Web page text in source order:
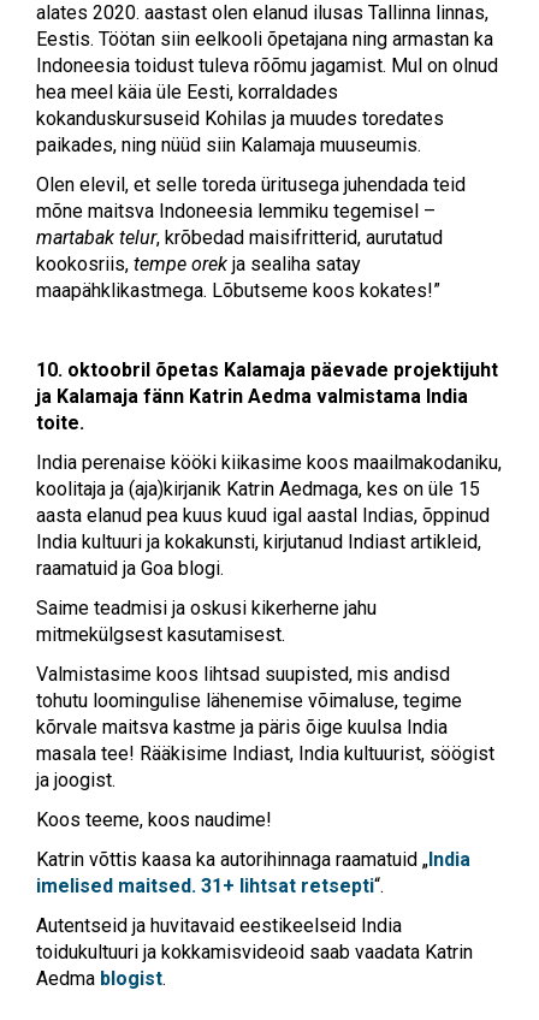
alates 2020. aastast olen elanud ilusas Tallinna linnas,
Eestis. Töötan siin eelkooli õpetajana ning armastan ka
Indoneesia toidust tuleva rõõmu jagamist. Mul on olnud
hea meel käia üle Eesti, korraldades
kokanduskursuseid Kohilas ja muudes toredates
paikades, ning nüüd siin Kalamaja muuseumis.
Olen elevil, et selle toreda üritusega juhendada teid
mõne maitsva Indoneesia lemmiku tegemisel –
martabak telur, krõbedad maisifritterid, aurutatud
kookosriis, tempe orek ja sealiha satay
maapähklikastmega. Lõbutseme koos kokates!”
10. oktoobril õpetas Kalamaja päevade projektijuht
ja Kalamaja fänn Katrin Aedma valmistama India
toite.
India perenaise kööki kiikasime koos maailmakodaniku,
koolitaja ja (aja)kirjanik Katrin Aedmaga, kes on üle 15
aasta elanud pea kuus kuud igal aastal Indias, õppinud
India kultuuri ja kokakunsti, kirjutanud Indiast artikleid,
raamatuid ja Goa blogi.
Saime teadmisi ja oskusi kikerherne jahu
mitmekülgsest kasutamisest.
Valmistasime koos lihtsad suupisted, mis andisd
tohutu loomingulise lähenemise võimaluse, tegime
kõrvale maitsva kastme ja päris õige kuulsa India
masala tee! Rääkisime Indiast, India kultuurist, söögist
ja joogist.
Koos teeme, koos naudime!
Katrin võttis kaasa ka autorihinnaga raamatuid „India
imelised maitsed. 31+ lihtsat retsepti“.
Autentseid ja huvitavaid eestikeelseid India
toidukultuuri ja kokkamisvideoid saab vaadata Katrin
Aedma blogist.